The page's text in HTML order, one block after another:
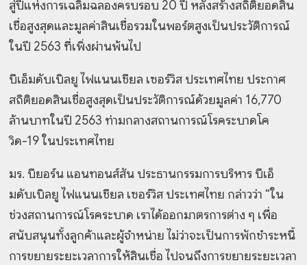
สู่ปีแห่งการเฉลิมฉลองครบรอบ 20 ปี หลังสร้างสถิติยอดสิน
เชื่อสูงสุดและมูลค่าสินเชื่อรวมในพอร์ตสูงเป็นประวัติการณ์
ในปี 2563 ที่เพิ่งผ่านพ้นไป
บีเอ็มดับเบิลยู ไฟแนนเชียล เซอร์วิส ประเทศไทย ประกาศ
สถิติยอดสินเชื่อสูงสุดเป็นประวัติการณ์ด้วยมูลค่า 16,770
ล้านบาทในปี 2563 ท่ามกลางสถานการณ์โรคระบาดโค
วิด-19 ในประเทศไทย
มร. บียอร์น แอนทอนส์สัน ประธานกรรมการบริหาร บีเอ็
มดับเบิลยู ไฟแนนเชียล เซอร์วิส ประเทศไทย กล่าวว่า “ใน
ช่วงสถานการณ์โรคระบาด เราได้ออกมาตรการต่าง ๆ เพื่อ
สนับสนุนทั้งลูกค้าและผู้จำหน่าย ไม่ว่าจะเป็นการพักชำระหนี้
การขยายระยะเวลาการให้สินเชื่อ ไปจนถึงการขยายระยะเวลา